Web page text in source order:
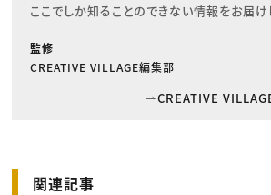
ここでしか知ることのできない情報をお届け
監修
CREATIVE VILLAGE編集部
CREATIVE
関連記事